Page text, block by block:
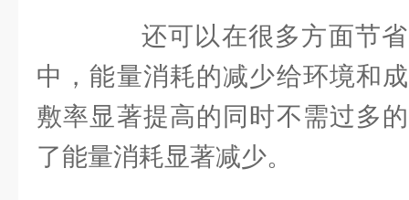
还可以在很多方面节省
中，能量消耗的减少给环境和
敷率显著提高的同时不需过多
了能量消耗显著减少。